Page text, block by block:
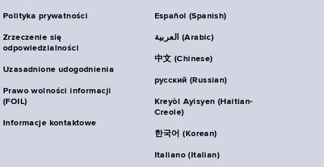
Polityka prywatności
Zrzeczenie się
odpowiedzialności
Uzasadnione udogodnienia
Prawo wolności informacji
(FOIL)
Informacje kontaktowe
Español (Spanish)
العربية (Arabic)
中文 (Chinese)
русский (Russian)
Kreyòl Ayisyen (Haitian-
Creole)
한국어 (Korean)
Italiano (Italian)